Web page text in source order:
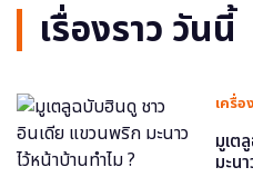
เรื่องราว วันนี้
เครื่อ
มูเต
มะน